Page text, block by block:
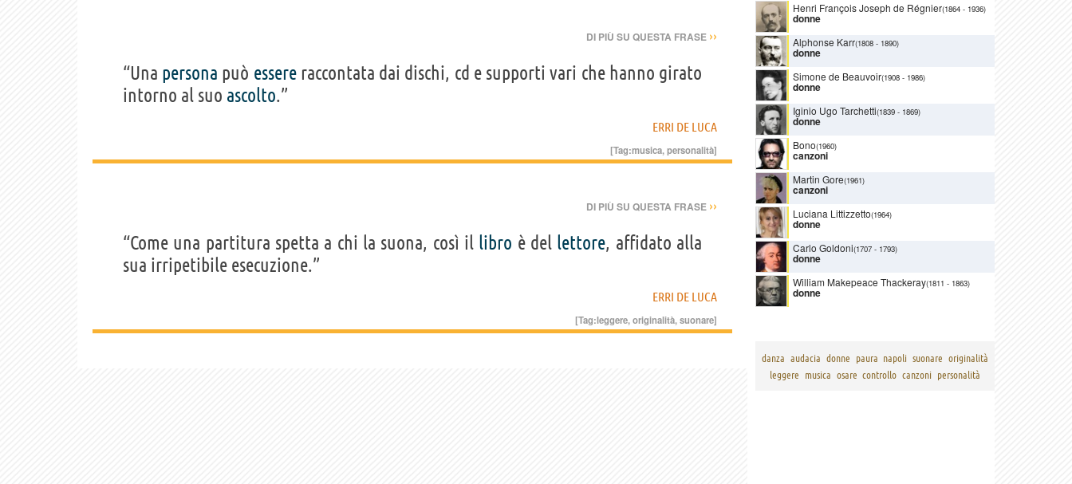
DI PIÙ SU QUESTA FRASE ››
“Una persona può essereraccontata dai dischi, cd e supporti vari che hanno girato
intorno al suo ascolto.”
ERRI DE LUCA
[Tag:musica,personalità]
DI PIÙ SU QUESTA FRASE ››
“Come una partitura spetta a chi la suona, così il libro è del lettore, affidato alla
sua irripetibile esecuzione.”
ERRI DE LUCA
[Tag:leggere,originalità,suonare]
Henri François Joseph de Régnier(1864 - 1936)
donne
Alphonse Karr(1808 - 1890)
donne
Simone de Beauvoir(1908 - 1986)
donne
Iginio Ugo Tarchetti(1839 - 1869)
donne
Bono(1960)
canzoni
Martin Gore(1961)
canzoni
Luciana Littizzetto(1964)
donne
Carlo Goldoni(1707 - 1793)
donne
William Makepeace Thackeray(1811 - 1863)
donne
danza audacia donne paura napoli suonare originalità
leggere
musica osare controllo canzoni personalità